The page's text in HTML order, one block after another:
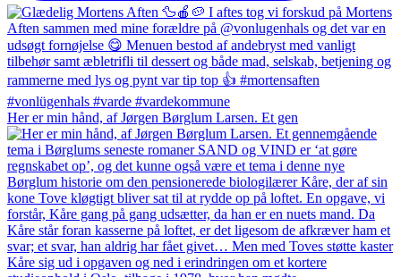
Her er min hånd, af Jørgen Børglum Larsen. Et gen